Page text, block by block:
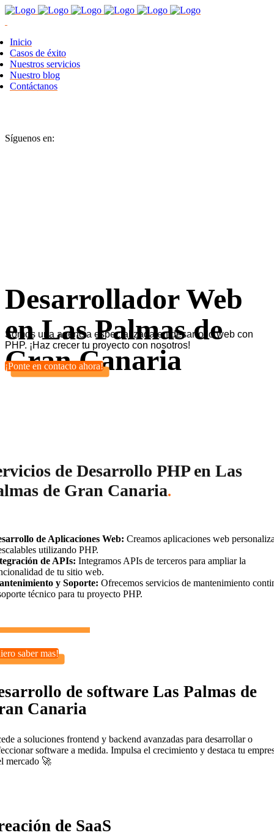
Inicio
Casos de éxito
Nuestros servicios
Nuestro blog
Contáctanos
Síguenos en:
Desarrollador Web
en Las Palmas de
Gran Canaria
Somos una agencia especializada en desarrollo web con
PHP. ¡Haz crecer tu proyecto con nosotros!
¡Ponte en contacto ahora!
de Desarrollo PHP en Las
de Gran Canaria.
de Aplicaciones Web: Creamos aplicaciones web
utilizando PHP.
de APIs: Integramos APIs de terceros para ampliar la
de tu sitio web.
y Soporte: Ofrecemos servicios de mantenimiento
técnico para tu proyecto PHP.
saber mas!
de software Las Palmas de
Canaria
a soluciones frontend y backend avanzadas para desarrollar o
software a medida. Impulsa el crecimiento y destaca tu
mercado 🚀
de SaaS